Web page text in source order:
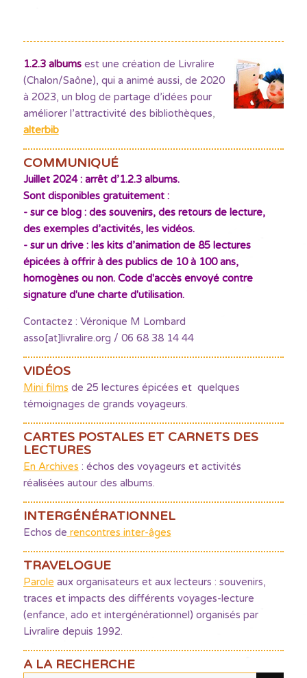
1.2.3 albumsest une création de Livralire
(Chalon/Saône), qui a animé aussi, de 2020
à 2023, un blog de partage d’idées pour
améliorer l’attractivité des bibliothèques,
alterbib
COMMUNIQUÉ
Juillet 2024 : arrêt d’1.2.3 albums.
Sont disponibles gratuitement :
- sur ce blog : des souvenirs, des retours de lecture,
des exemples d’activités, les vidéos.
- sur un drive : les kits d’animation de 85 lectures
épicées à offrir à des publics de 10 à 100 ans,
homogènes ou non. Code d'accès envoyé contre
signature d'une charte d'utilisation.
Contactez : Véronique M Lombard
asso[at]livralire.org / 06 68 38 14 44
VIDÉOS
Mini films de 25 lectures épicées et quelques
témoignages de grands voyageurs.
CARTES POSTALES ET CARNETS DES
LECTURES
En Archives : échos des voyageurs et activités
réalisées autour des albums.
INTERGÉNÉRATIONNEL
Echos de rencontres inter-âges
TRAVELOGUE
Parole aux organisateurs et aux lecteurs : souvenirs,
traces et impacts des différents voyages-lecture
(enfance, ado et intergénérationnel) organisés par
Livralire depuis 1992.
A LA RECHERCHE